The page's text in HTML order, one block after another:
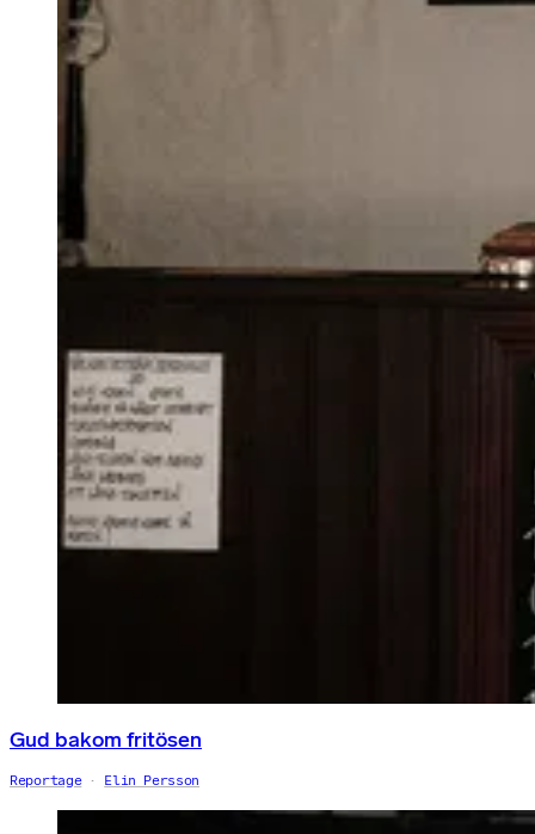
Gud bakom fritösen
Reportage Elin Persson